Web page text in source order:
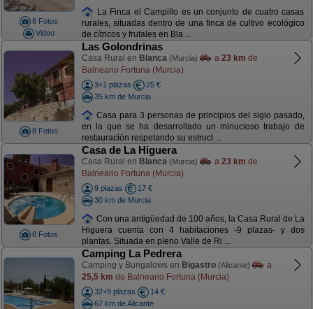
8 Fotos
Video
La Finca el Campillo es un conjunto de cuatro casas
rurales, situadas dentro de una finca de cultivo ecológico
de cítricos y frutales en Bla ...
8 Fotos
Las Golondrinas
Casa Rural en Blanca (Murcia) a 23 km de
Balneario Fortuna (Murcia)
3+1 plazas
25 €
35 km de Murcia
Casa para 3 personas de principios del siglo pasado,
en la que se ha desarrollado un minucioso trabajo de
restauración respetando su estruct ...
8 Fotos
Casa de La Higuera
Casa Rural en Blanca (Murcia) a 23 km de
Balneario Fortuna (Murcia)
9 plazas
17 €
30 km de Murcia
Con una antigüedad de 100 años, la Casa Rural de La
Higuera cuenta con 4 habitaciones -9 plazas- y dos
plantas. Situada en pleno Valle de Ri ...
Camping La Pedrera
Camping y Bungalows en Bigastro (Alicante)
a
25,5 km de Balneario Fortuna (Murcia)
32+9 plazas
14 €
67 km de Alicante